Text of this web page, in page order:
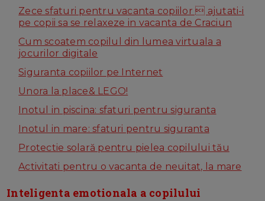
Zece sfaturi pentru vacanta copiilor  ajutati-i
pe copii sa se relaxeze in vacanta de Craciun
Cum scoatem copilul din lumea virtuala a
jocurilor digitale
Siguranta copiilor pe Internet
Unora la place& LEGO!
Inotul in piscina: sfaturi pentru siguranta
Inotul in mare: sfaturi pentru siguranta
Protectie solară pentru pielea copilului tău
Activitati pentru o vacanta de neuitat, la mare
Inteligenta emotionala a copilului